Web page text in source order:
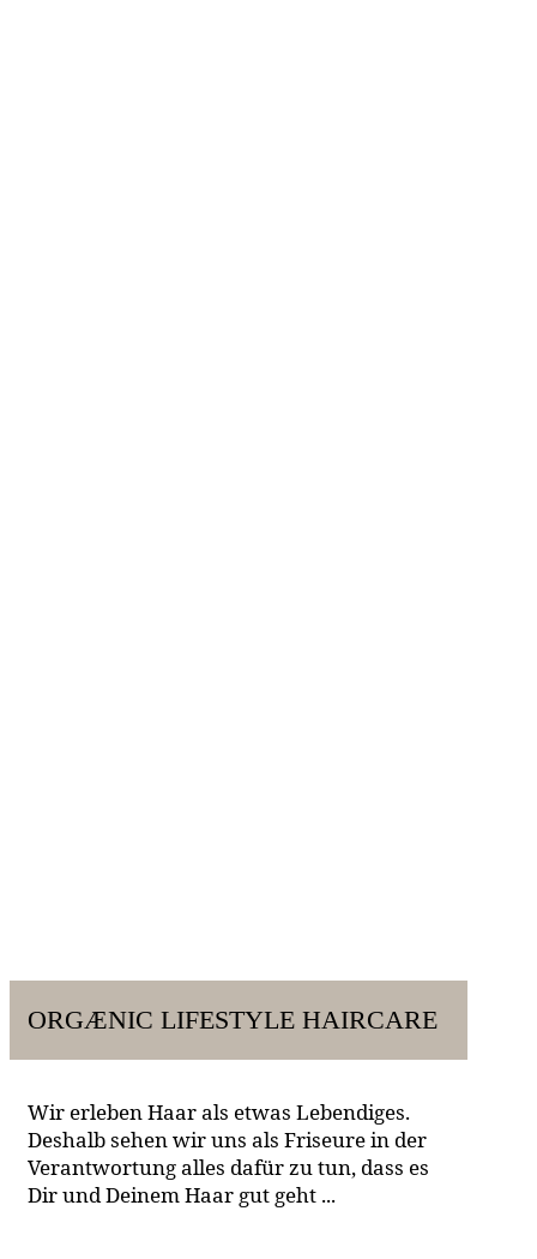
ORGÆNIC LIFESTYLE HAIRCARE
Wir erleben Haar als etwas Lebendiges.
Deshalb sehen wir uns als Friseure in der
Verantwortung alles dafür zu tun, dass es
Dir und Deinem Haar gut geht ...